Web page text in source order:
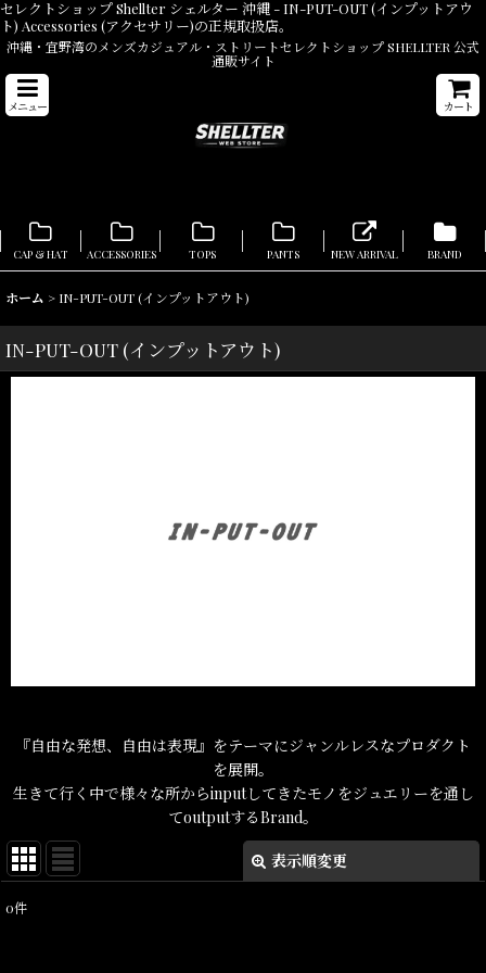
セレクトショップ Shellter シェルター 沖縄 - IN-PUT-OUT (インプットアウ
ト) Accessories (アクセサリー)の正規取扱店。
沖縄・宜野湾のメンズカジュアル・ストリートセレクトショップ SHELLTER 公式
通販サイト
メニュー カート
CAP & HAT ACCESSORIES TOPS PANTS NEW ARRIVAL BRAND
ホーム > IN-PUT-OUT (インプットアウト)
IN-PUT-OUT (インプットアウト)
『自由な発想、自由は表現』をテーマにジャンルレスなプロダクト
を展開。
生きて行く中で様々な所からinputしてきたモノをジュエリーを通し
てoutputするBrand。
表示順変更
0件